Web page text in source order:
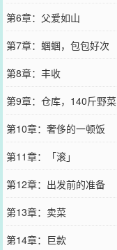
第6章：父爱如山
第7章：蝈蝈，包包好次
第8章：丰收
第9章：仓库，140斤野菜
第10章：奢侈的一顿饭
第11章：「滚」
第12章：出发前的准备
第13章：卖菜
第14章：巨款